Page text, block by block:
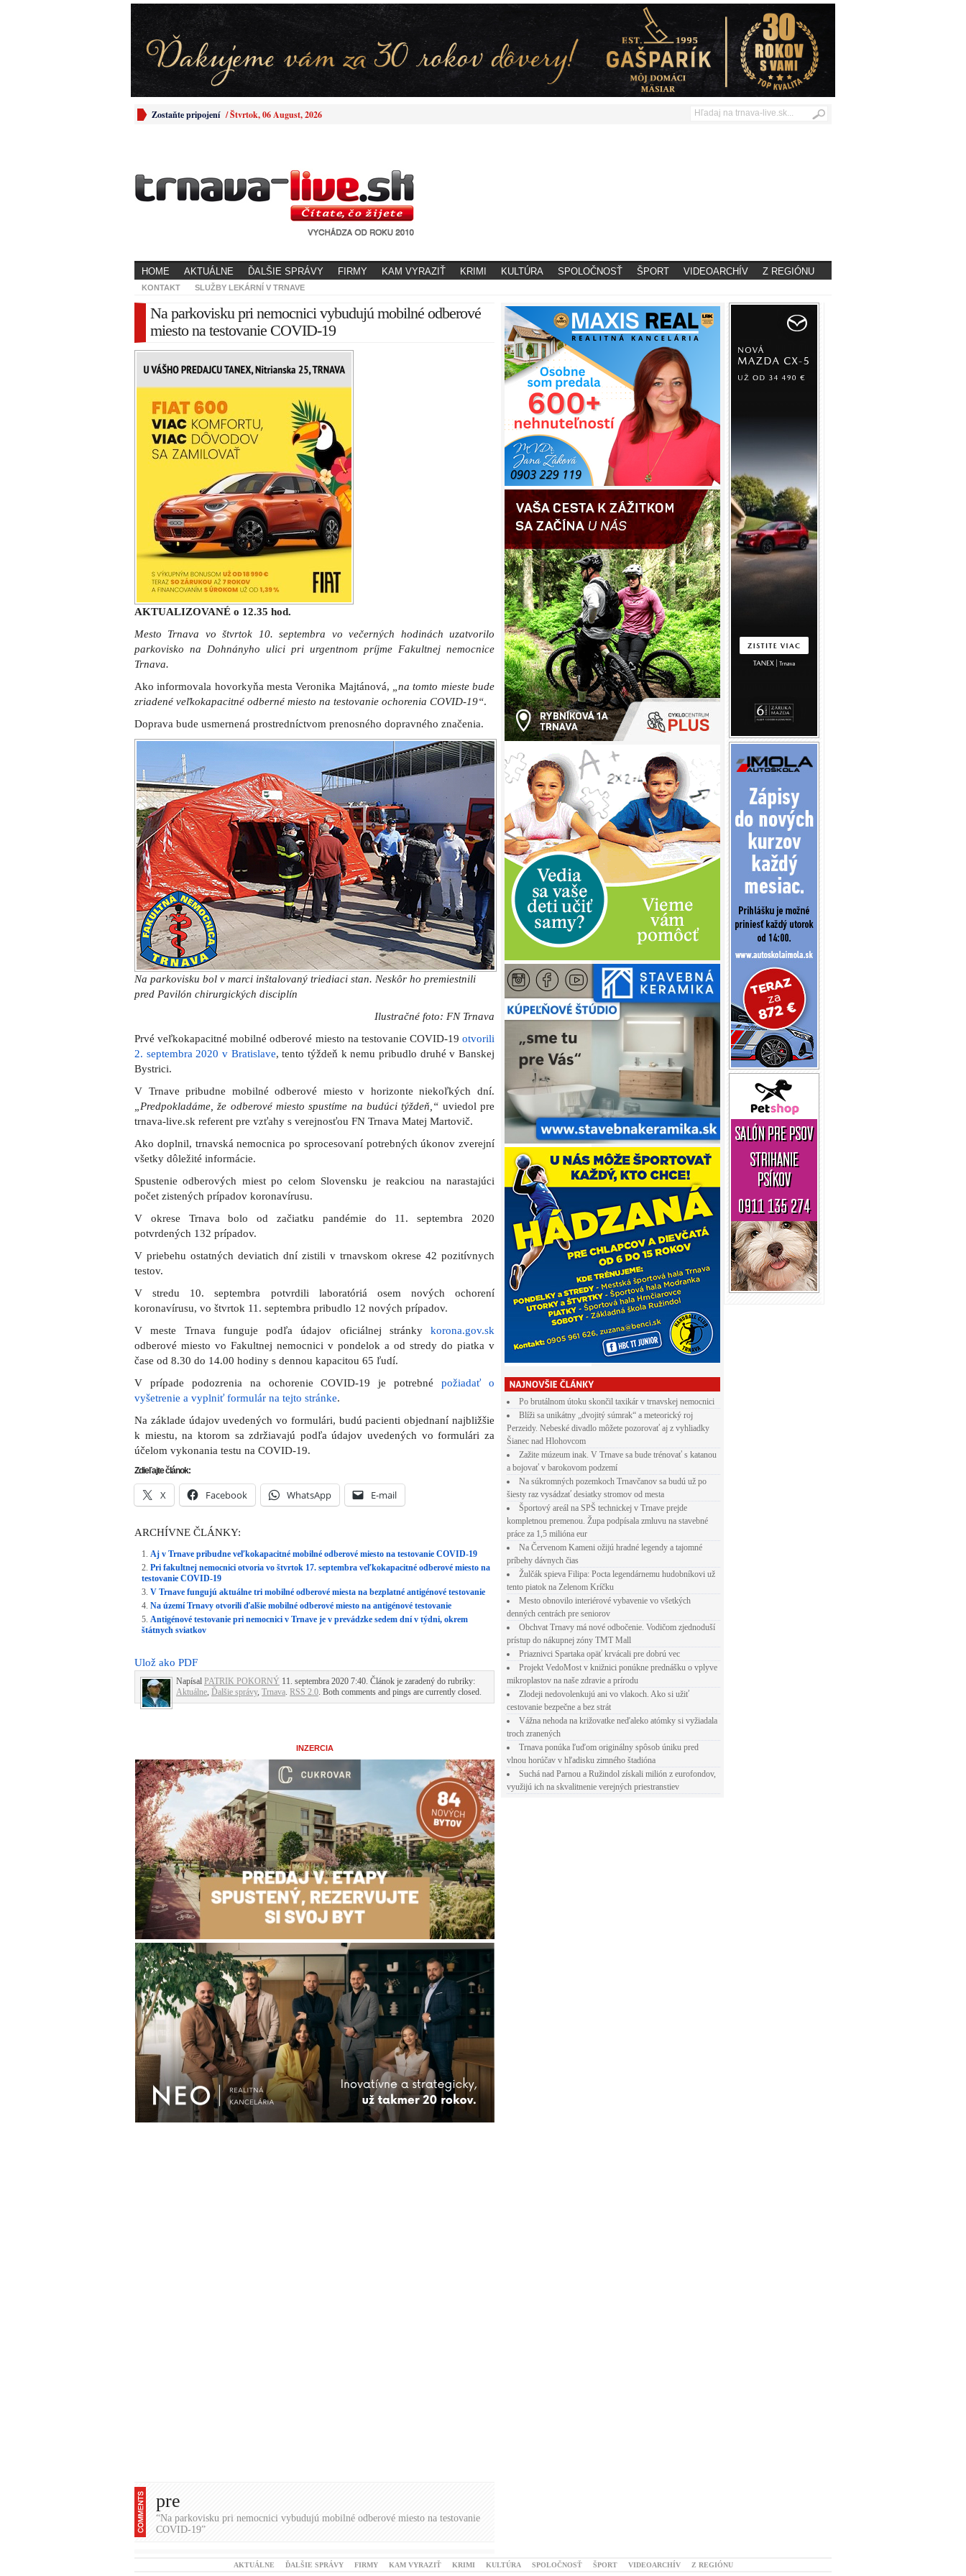
Zostaňte pripojení /Štvrtok, 06 August, 2026
HOME AKTUÁLNE ĎALŠIE SPRÁVY FIRMY KAM VYRAZIŤ KRIMI KULTÚRA SPOLOČNOSŤ ŠPORT VIDEOARCHÍV Z REGIÓNU
KONTAKT SLUŽBY LEKÁRNÍ V TRNAVE
Na parkovisku pri nemocnici vybudujú mobilné odberové
miesto na testovanie COVID-19
AKTUALIZOVANÉ o 12.35 hod.
Mesto Trnava vo štvrtok 10. septembra vo večerných hodinách uzatvorilo
parkovisko na Dohnányho ulici pri urgentnom príjme Fakultnej nemocnice
Trnava.
Ako informovala hovorkyňa mesta Veronika Majtánová,
„na tomto mieste bude
zriadené veľkokapacitné odberné miesto na testovanie ochorenia COVID-19“.
Doprava bude usmernená prostredníctvom prenosného dopravného značenia.
Na parkovisku bol v marci inštalovaný triediaci stan. Neskôr ho premiestnili
pred Pavilón chirurgických disciplín
Ilustračné foto: FN Trnava
Prvé veľkokapacitné mobilné odberové miesto na testovanie COVID-19 otvorili
2. septembra 2020 v Bratislave, tento týždeň k nemu pribudlo druhé v Banskej
Bystrici.
V Trnave pribudne mobilné odberové miesto v horizonte niekoľkých dní.
„Predpokladáme, že odberové miesto spustíme na budúci týždeň,“ uviedol pre
trnava-live.sk referent pre vzťahy s verejnosťou FN Trnava Matej Martovič.
Ako doplnil, trnavská nemocnica po sprocesovaní potrebných úkonov zverejní
všetky dôležité informácie.
Spustenie odberových miest po celom Slovensku je reakciou na narastajúci
počet zistených prípadov koronavírusu.
V okrese Trnava bolo od začiatku pandémie do 11. septembra 2020
potvrdených 132 prípadov.
V priebehu ostatných deviatich dní zistili v trnavskom okrese 42 pozitívnych
testov.
V stredu 10. septembra potvrdili laboratóriá osem nových ochorení
koronavírusu, vo štvrtok 11. septembra pribudlo 12 nových prípadov.
V meste Trnava funguje podľa údajov oficiálnej stránky korona.gov.sk
odberové miesto vo Fakultnej nemocnici v pondelok a od stredy do piatka v
čase od 8.30 do 14.00 hodiny s dennou kapacitou 65 ľudí.
V prípade podozrenia na ochorenie COVID-19 je potrebnépožiadať o
vyšetrenie a vyplniť formulár na tejto stránke.
Na základe údajov uvedených vo formulári, budú pacienti objednaní najbližšie
k miestu, na ktorom sa zdržiavajú podľa údajov uvedených vo formulári za
účelom vykonania testu na COVID-19.
Zdieľajte článok:
X Facebook WhatsApp E-mail
ARCHÍVNE ČLÁNKY:
Aj v Trnave pribudne veľkokapacitné mobilné odberové miesto na testovanie COVID-19
Pri fakultnej nemocnici otvoria vo štvrtok 17. septembra veľkokapacitné odberové miesto na
testovanie COVID-19
V Trnave fungujú aktuálne tri mobilné odberové miesta na bezplatné antigénové testovanie
Na území Trnavy otvorili ďalšie mobilné odberové miesto na antigénové testovanie
Antigénové testovanie pri nemocnici v Trnave je v prevádzke sedem dní v týdni, okrem
štátnych sviatkov
Ulož ako PDF
Napísal PATRIK POKORNÝ 11. septembra 2020 7:40. Článok je zaradený do rubriky:
Aktuálne, Ďalšie správy, Trnava. RSS 2.0. Both comments and pings are currently closed.
INZERCIA
pre
“Na parkovisku pri nemocnici vybudujú mobilné odberové miesto na testovanie
COVID-19”
Po brutálnom útoku skončil taxikár v trnavskej nemocnici
Blíži sa unikátny „dvojitý súmrak“ a meteorický roj
Perzeidy. Nebeské divadlo môžete pozorovať aj z vyhliadky
Šianec nad Hlohovcom
Zažite múzeum inak. V Trnave sa bude trénovať s katanou
a bojovať v barokovom podzemí
Na súkromných pozemkoch Trnavčanov sa budú už po
šiesty raz vysádzať desiatky stromov od mesta
Športový areál na SPŠ technickej v Trnave prejde
kompletnou premenou. Župa podpísala zmluvu na stavebné
práce za 1,5 milióna eur
Na Červenom Kameni ožijú hradné legendy a tajomné
príbehy dávnych čias
Žulčák spieva Filipa: Pocta legendárnemu hudobníkovi už
tento piatok na Zelenom Kríčku
Mesto obnovilo interiérové vybavenie vo všetkých
denných centrách pre seniorov
Obchvat Trnavy má nové odbočenie. Vodičom zjednoduší
prístup do nákupnej zóny TMT Mall
Priaznivci Spartaka opäť krvácali pre dobrú vec
Projekt VedoMost v knižnici ponúkne prednášku o vplyve
mikroplastov na naše zdravie a prírodu
Zlodeji nedovolenkujú ani vo vlakoch. Ako si užiť
cestovanie bezpečne a bez strát
Vážna nehoda na križovatke neďaleko atómky si vyžiadala
troch zranených
Trnava ponúka ľuďom originálny spôsob úniku pred
vlnou horúčav v hľadisku zimného štadióna
Suchá nad Parnou a Ružindol získali milión z eurofondov,
využijú ich na skvalitnenie verejných priestranstiev
AKTUÁLNE ĎALŠIE SPRÁVY FIRMY KAM VYRAZIŤ KRIMI KULTÚRA SPOLOČNOSŤ ŠPORT VIDEOARCHÍV Z REGIÓNU